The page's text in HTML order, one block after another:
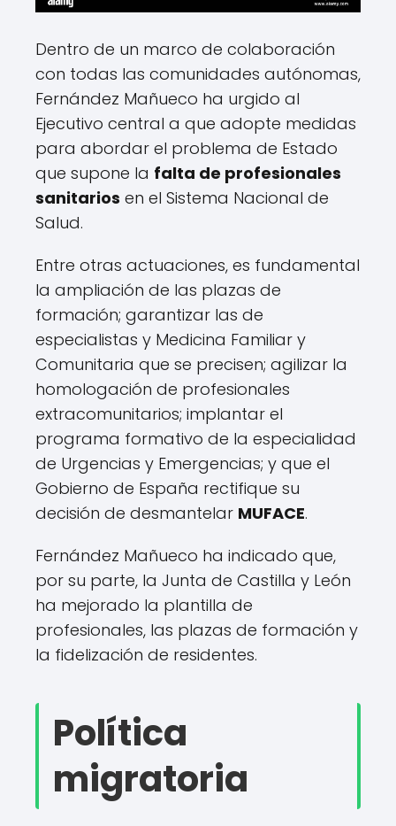
Dentro de un marco de colaboración
con todas las comunidades autónomas,
Fernández Mañueco ha urgido al
Ejecutivo central a que adopte medidas
para abordar el problema de Estado
que supone la falta de profesionales
sanitarios en el Sistema Nacional de
Salud.
Entre otras actuaciones, es fundamental
la ampliación de las plazas de
formación; garantizar las de
especialistas y Medicina Familiar y
Comunitaria que se precisen; agilizar la
homologación de profesionales
extracomunitarios; implantar el
programa formativo de la especialidad
de Urgencias y Emergencias; y que el
Gobierno de España rectifique su
decisión de desmantelar MUFACE.
Fernández Mañueco ha indicado que,
por su parte, la Junta de Castilla y León
ha mejorado la plantilla de
profesionales, las plazas de formación y
la fidelización de residentes.
Política
migratoria